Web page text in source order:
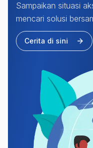
Sampaikan situasi
mencari solusi
Cerita di sini